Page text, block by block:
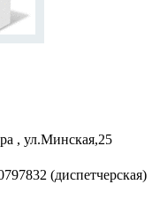
, ул.Минская,25
(диспетчерская)